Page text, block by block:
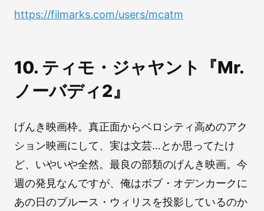
https://filmarks.com/users/mcatm
10. ティモ・ジャヤント『Mr.
ノーバディ2』
げんき映画枠。真正面からベロシティ高めのアク
ション映画にして、実は文芸…とか思ってたけ
ど、いやいや全然。最良の部類のげんき映画。今
週の発見なんですが、俺はボブ・オデンカークに
あの日のブルース・ウィリスを投影しているのか